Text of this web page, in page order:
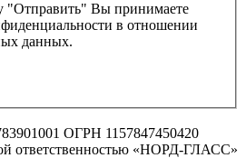
"Отправить" Вы принимаете
в отношении
данных.
ОГРН 1157847450420
ответственностью «НОРД-ГЛАСС»